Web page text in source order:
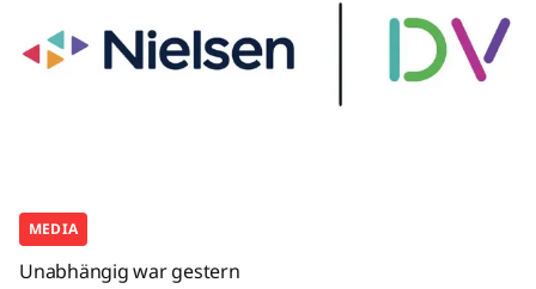
MEDIA
Unabhängig war gestern